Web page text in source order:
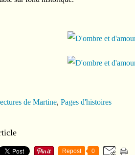
de Martine, Pages d'histoires
Repost 0